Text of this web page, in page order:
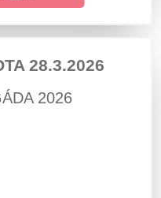
28.3.2026
2026